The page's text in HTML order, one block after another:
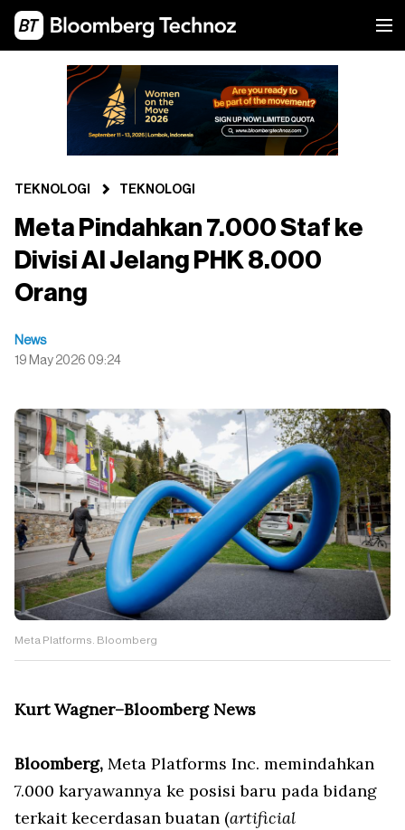
TEKNOLOGI TEKNOLOGI
Meta Pindahkan 7.000 Staf ke
Divisi AI Jelang PHK 8.000
Orang
News
19 May 2026 09:24
Meta Platforms. Bloomberg
Kurt Wagner–Bloomberg News
Bloomberg, Meta Platforms Inc. memindahkan
7.000 karyawannya ke posisi baru pada bidang
terkait kecerdasan buatan (artificial